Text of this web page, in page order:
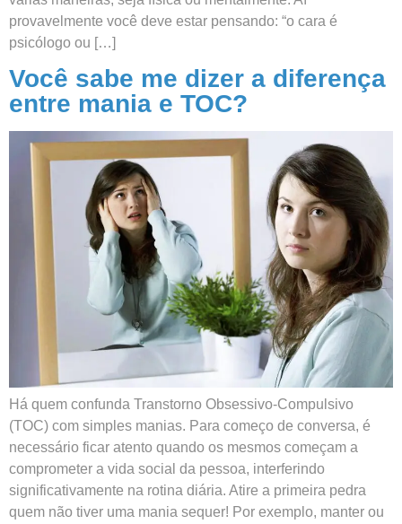
provavelmente você deve estar pensando: “o cara é
psicólogo ou […]
Você sabe me dizer a diferença
entre mania e TOC?
Há quem confunda Transtorno Obsessivo-Compulsivo
(TOC) com simples manias. Para começo de conversa, é
necessário ficar atento quando os mesmos começam a
comprometer a vida social da pessoa, interferindo
significativamente na rotina diária. Atire a primeira pedra
quem não tiver uma mania sequer! Por exemplo, manter ou